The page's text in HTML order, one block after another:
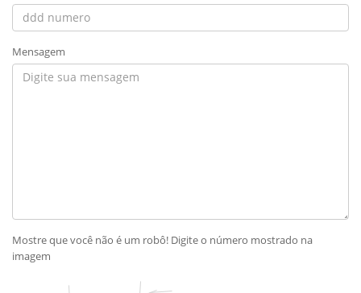
Mensagem
Mostre que você não é um robô! Digite o número mostrado na
imagem